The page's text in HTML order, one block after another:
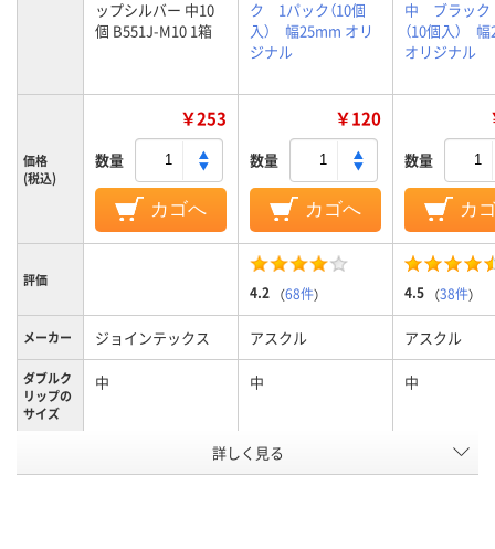
ップシルバー 中10
個 B551J-M10 1箱
ク 1パック（10個
入） 幅25mm オリ
ジナル
中 ブラッ
（10個入）
オリジナル
価格
(税込)
￥253
数量
カゴへ
￥120
数量
カゴへ
数量
カ
評価
4.2 （68件） 4.5 （38件）
メーカー ジョインテックス アスクル アスクル
ダブルク
リップの
サイズ
中 中 中
90枚
詳しく見る